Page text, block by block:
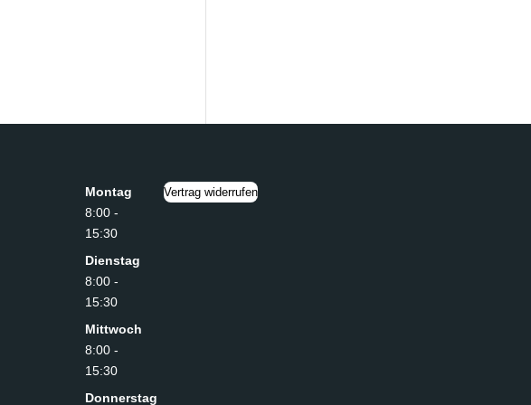
Montag
8:00 -
15:30
Dienstag
8:00 -
15:30
Mittwoch
8:00 -
15:30
Donnerstag
Vertrag widerrufen